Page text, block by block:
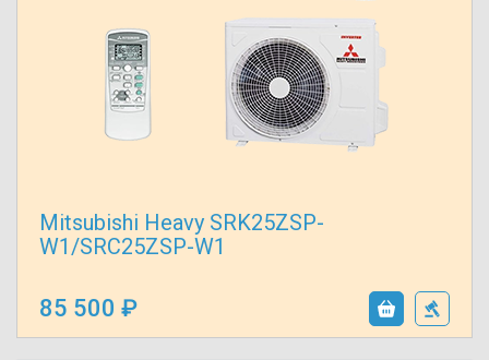
Mitsubishi Heavy SRK25ZSP-
W1/SRC25ZSP-W1
85 500